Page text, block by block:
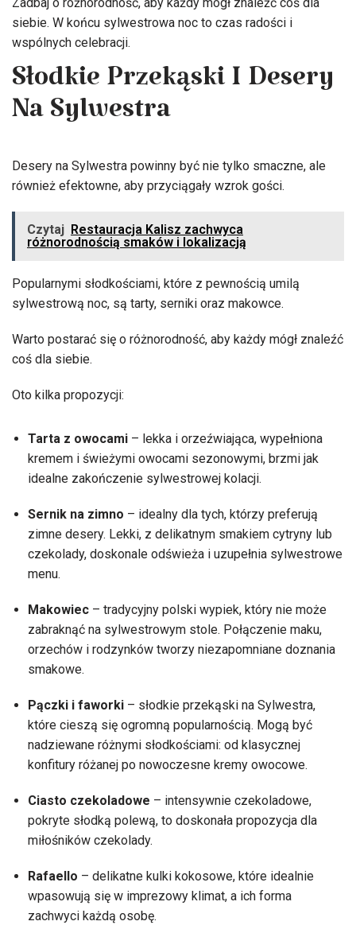
siebie. W końcu sylwestrowa noc to czas radości i
wspólnych celebracji.
Słodkie Przekąski I Desery
Na Sylwestra
Desery na Sylwestra powinny być nie tylko smaczne, ale
również efektowne, aby przyciągały wzrok gości.
Czytaj Restauracja Kalisz zachwyca
różnorodnością smaków i lokalizacją
Popularnymi słodkościami, które z pewnością umilą
sylwestrową noc, są tarty, serniki oraz makowce.
Warto postarać się o różnorodność, aby każdy mógł znaleźć
coś dla siebie.
Oto kilka propozycji:
Tarta z owocami – lekka i orzeźwiająca, wypełniona
kremem i świeżymi owocami sezonowymi, brzmi jak
idealne zakończenie sylwestrowej kolacji.
Sernik na zimno – idealny dla tych, którzy preferują
zimne desery. Lekki, z delikatnym smakiem cytryny lub
czekolady, doskonale odświeża i uzupełnia sylwestrowe
menu.
Makowiec – tradycyjny polski wypiek, który nie może
zabraknąć na sylwestrowym stole. Połączenie maku,
orzechów i rodzynków tworzy niezapomniane doznania
smakowe.
Pączki i faworki – słodkie przekąski na Sylwestra,
które cieszą się ogromną popularnością. Mogą być
nadziewane różnymi słodkościami: od klasycznej
konfitury różanej po nowoczesne kremy owocowe.
Ciasto czekoladowe – intensywnie czekoladowe,
pokryte słodką polewą, to doskonała propozycja dla
miłośników czekolady.
Rafaello – delikatne kulki kokosowe, które idealnie
wpasowują się w imprezowy klimat, a ich forma
zachwyci każdą osobę.